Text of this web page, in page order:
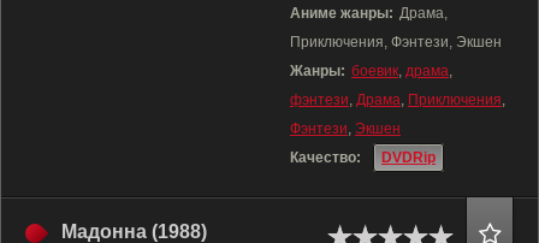
Аниме жанры: Драма,
Приключения, Фэнтези, Экшен
Жанры: боевик, драма,
фэнтези, Драма, Приключения,
Фэнтези, Экшен
Качество:
DVDRip
Мадонна (1988)